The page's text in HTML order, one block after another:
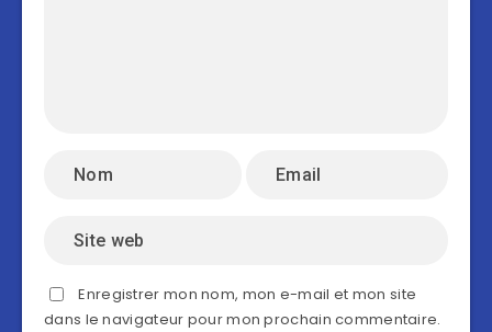
Enregistrer mon nom, mon e-mail et mon site
dans le navigateur pour mon prochain commentaire.